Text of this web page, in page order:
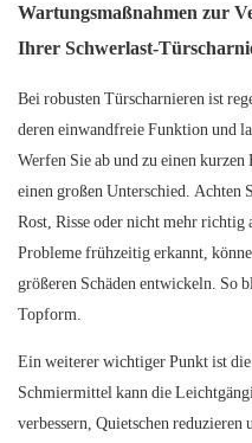
Wartungsmaßnahmen zur
Ihrer Schwerlast-
Bei robusten Türscharnieren ist
deren einwandfreie Funktion und
Werfen Sie ab und zu einen
einen großen Unterschied. Achten
Rost, Risse oder nicht mehr richtig
Probleme frühzeitig erkannt,
größeren Schäden entwickeln. So
Topform.
Ein weiterer wichtiger Punkt ist
Schmiermittel kann die
verbessern, Quietschen reduzieren